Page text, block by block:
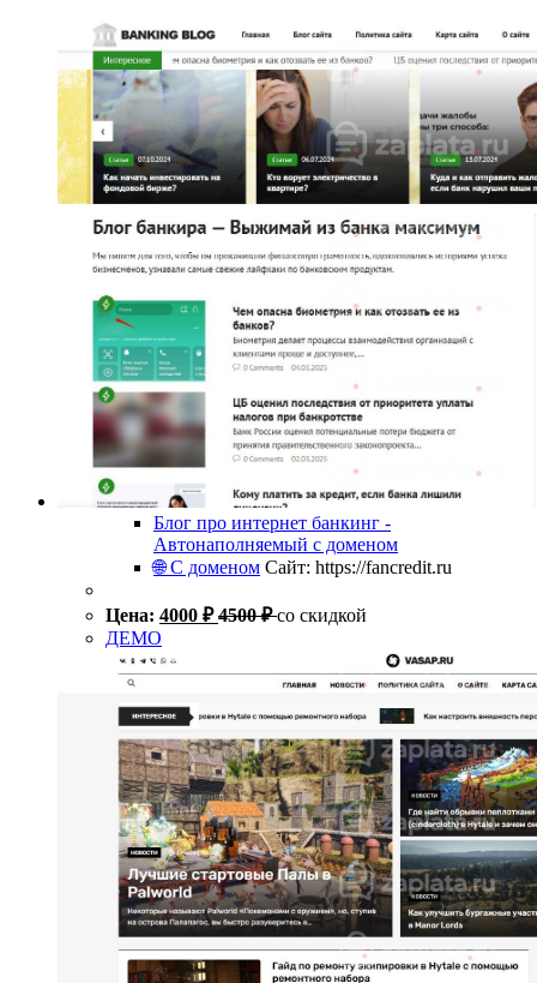
Блог про интернет банкинг -
Автонаполняемый с доменом
🌐 С доменом Сайт: https://fancredit.ru
Цена: 4000 ₽ 4500₽ со скидкой
ДЕМО